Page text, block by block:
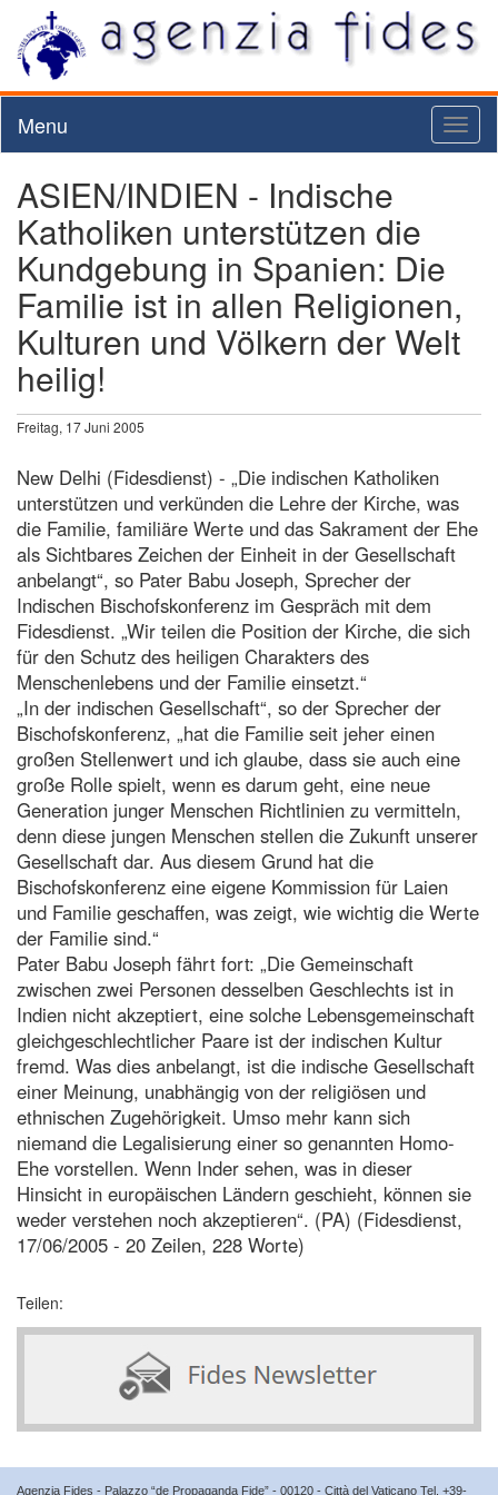
Menu
ASIEN/INDIEN - Indische
Katholiken unterstützen die
Kundgebung in Spanien: Die
Familie ist in allen Religionen,
Kulturen und Völkern der Welt
heilig!
Freitag, 17 Juni 2005
New Delhi (Fidesdienst) - „Die indischen Katholiken
unterstützen und verkünden die Lehre der Kirche, was
die Familie, familiäre Werte und das Sakrament der Ehe
als Sichtbares Zeichen der Einheit in der Gesellschaft
anbelangt“, so Pater Babu Joseph, Sprecher der
Indischen Bischofskonferenz im Gespräch mit dem
Fidesdienst. „Wir teilen die Position der Kirche, die sich
für den Schutz des heiligen Charakters des
Menschenlebens und der Familie einsetzt.“
„In der indischen Gesellschaft“, so der Sprecher der
Bischofskonferenz, „hat die Familie seit jeher einen
großen Stellenwert und ich glaube, dass sie auch eine
große Rolle spielt, wenn es darum geht, eine neue
Generation junger Menschen Richtlinien zu vermitteln,
denn diese jungen Menschen stellen die Zukunft unserer
Gesellschaft dar. Aus diesem Grund hat die
Bischofskonferenz eine eigene Kommission für Laien
und Familie geschaffen, was zeigt, wie wichtig die Werte
der Familie sind.“
Pater Babu Joseph fährt fort: „Die Gemeinschaft
zwischen zwei Personen desselben Geschlechts ist in
Indien nicht akzeptiert, eine solche Lebensgemeinschaft
gleichgeschlechtlicher Paare ist der indischen Kultur
fremd. Was dies anbelangt, ist die indische Gesellschaft
einer Meinung, unabhängig von der religiösen und
ethnischen Zugehörigkeit. Umso mehr kann sich
niemand die Legalisierung einer so genannten Homo-
Ehe vorstellen. Wenn Inder sehen, was in dieser
Hinsicht in europäischen Ländern geschieht, können sie
weder verstehen noch akzeptieren“. (PA) (Fidesdienst,
17/06/2005 - 20 Zeilen, 228 Worte)
Teilen:
Agenzia Fides - Palazzo “de Propaganda Fide” - 00120 - Città del Vaticano Tel. +39-